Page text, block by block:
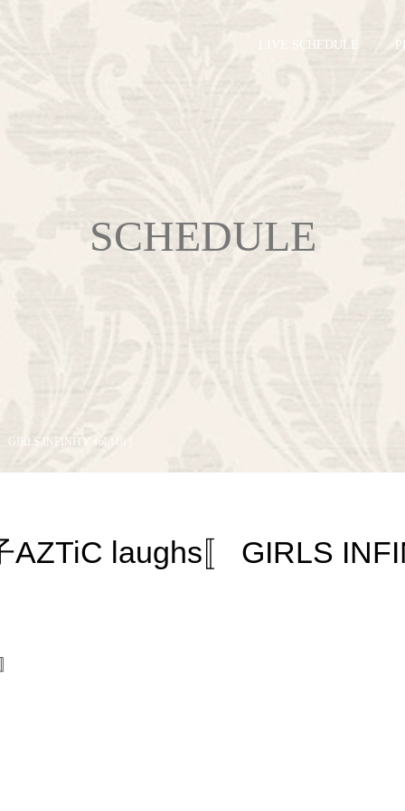
LIVE SCHEDULE
SCHEDULE
GIRLS INFINITY vol.110 〛
AZTiC laughs〚 GIRLS